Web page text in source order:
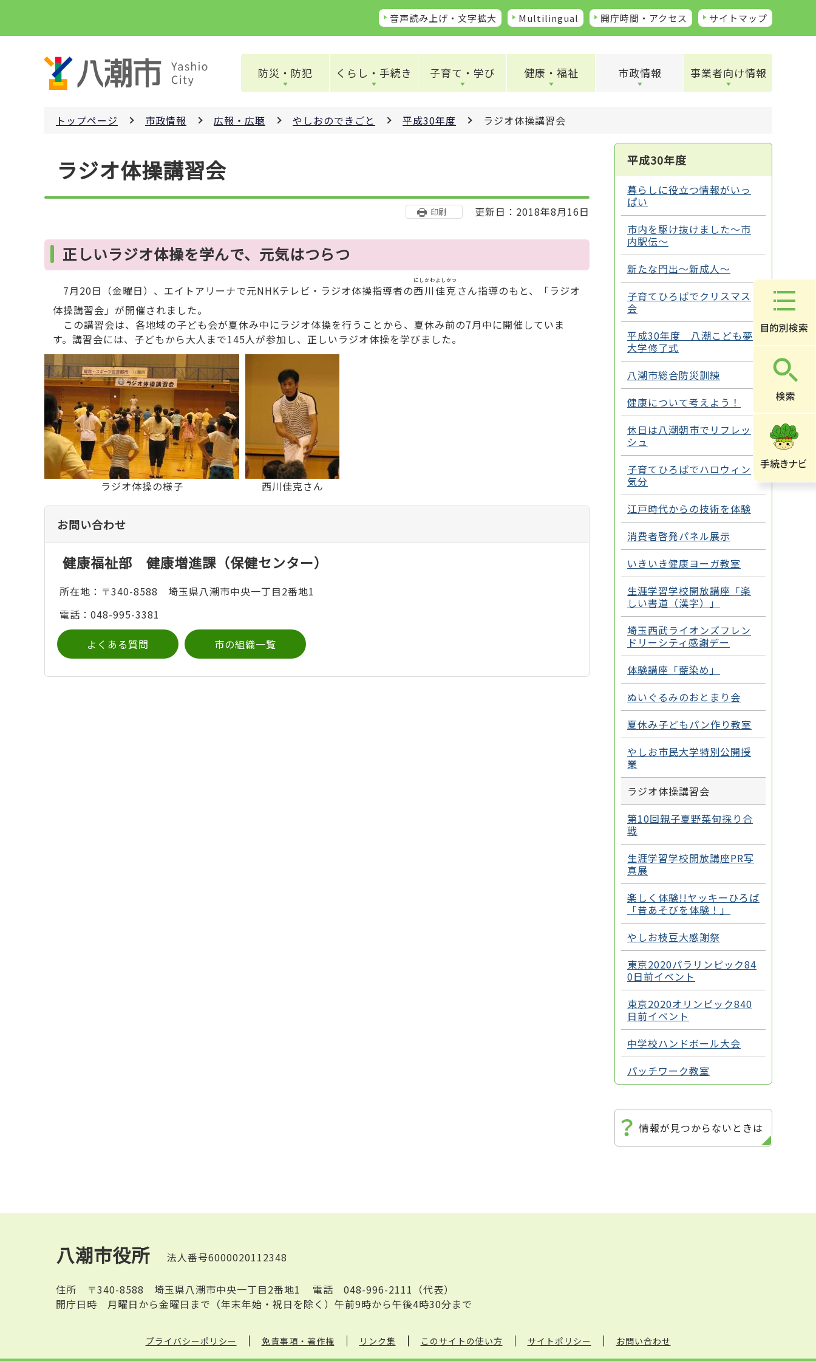
ペ
音声読み上げ・文字拡大 Multilingual 開庁時間・アクセス サイトマップ
防災・防犯 くらし・手続き 子育て・学び 健康・福祉 市政情報 事業者向け情報
トップページ 市政情報 広報・広聴 やしおのできごと 平成30年度 ラジオ体操講習会
ラジオ体操講習会
印刷 更新日：2018年8月16日
正しいラジオ体操を学んで、元気はつらつ
7月20日（金曜日）、エイトアリーナで元NHKテレビ・ラジオ体操指導者の西川佳克
にしかわよしかつ
さん指導のもと、「ラジオ
体操講習会」が開催されました。
この講習会は、各地域の子ども会が夏休み中にラジオ体操を行うことから、夏休み前の7月中に開催していま
す。講習会には、子どもから大人まで145人が参加し、正しいラジオ体操を学びました。
ラジオ体操の様子 西川佳克さん
お問い合わせ
健康福祉部 健康増進課（保健センター）
所在地：〒340-8588 埼玉県八潮市中央一丁目2番地1
電話：048-995-3381
よくある質問 市の組織一覧
平成30年度
暮らしに役立つ情報がいっ
ぱい
市内を駆け抜けました～市
内駅伝～
新たな門出～新成人～
子育てひろばでクリスマス
会
平成30年度 八潮こども夢
大学修了式
八潮市総合防災訓練
健康について考えよう！
休日は八潮朝市でリフレッ
シュ
子育てひろばでハロウィン
気分
江戸時代からの技術を体験
消費者啓発パネル展示
いきいき健康ヨーガ教室
生涯学習学校開放講座「楽
しい書道（漢字）」
埼玉西武ライオンズフレン
ドリーシティ感謝デー
体験講座「藍染め」
ぬいぐるみのおとまり会
夏休み子どもパン作り教室
やしお市民大学特別公開授
業
ラジオ体操講習会
第10回親子夏野菜旬採り合
戦
生涯学習学校開放講座PR写
真展
楽しく体験!!ヤッキーひろば
「昔あそびを体験！」
やしお枝豆大感謝祭
東京2020パラリンピック84
0日前イベント
東京2020オリンピック840
日前イベント
中学校ハンドボール大会
パッチワーク教室
情報が見つからないときは
八潮市役所 法人番号6000020112348
住所 〒340-8588 埼玉県八潮市中央一丁目2番地1 電話 048-996-2111（代表）
開庁日時 月曜日から金曜日まで（年末年始・祝日を除く）午前9時から午後4時30分まで
プライバシーポリシー 免責事項・著作権 リンク集 このサイトの使い方 サイトポリシー お問い合わせ